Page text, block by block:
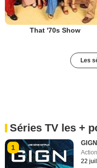
That '70s Show
Les
Séries TV les +
1
GIGN
Action
22